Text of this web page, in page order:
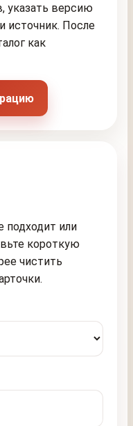
указать версию
источник. После
как
подходит или
короткую
чистить